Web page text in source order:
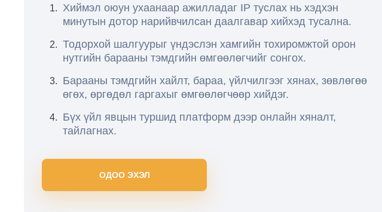
Хиймэл оюун ухаанаар ажилладаг IP туслах нь хэдхэн
минутын дотор нарийвчилсан даалгавар хийхэд тусална.
Тодорхой шалгуурыг үндэслэн хамгийн тохиромжтой орон
нутгийн барааны тэмдгийн өмгөөлөгчийг сонгох.
Барааны тэмдгийн хайлт, бараа, үйлчилгээг хянах, зөвлөгөө
өгөх, өргөдөл гаргахыг өмгөөлөгчөөр хийдэг.
Бүх үйл явцын туршид платформ дээр онлайн хяналт,
тайлагнах.
ОДОО ЭХЭЛ